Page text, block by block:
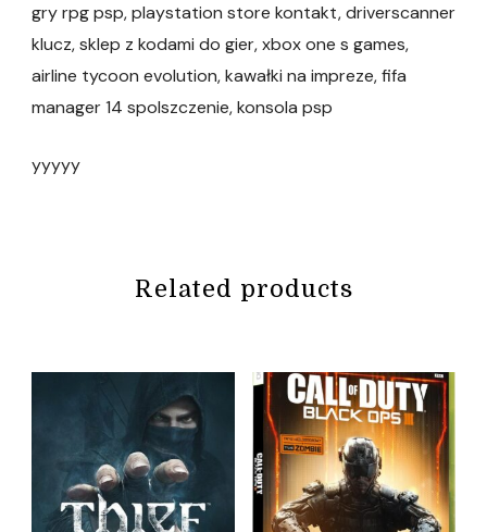
gry rpg psp, playstation store kontakt, driverscanner
klucz, sklep z kodami do gier, xbox one s games,
airline tycoon evolution, kawałki na impreze, fifa
manager 14 spolszczenie, konsola psp
yyyyy
Related products